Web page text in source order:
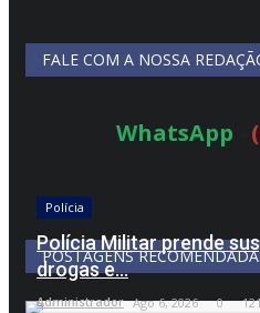
FALE COM A NOSSA
WhatsApp
POSTAGENS
Polícia
Polícia Militar prende
drogas e...
Administrador Ago 6, 2026 0